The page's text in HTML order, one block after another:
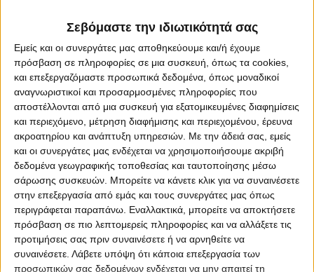
Σεβόμαστε την ιδιωτικότητά σας
Εμείς και οι συνεργάτες μας αποθηκεύουμε και/ή έχουμε
πρόσβαση σε πληροφορίες σε μια συσκευή, όπως τα cookies,
και επεξεργαζόμαστε προσωπικά δεδομένα, όπως μοναδικοί
αναγνωριστικοί και προσαρμοσμένες πληροφορίες που
αποστέλλονται από μια συσκευή για εξατομικευμένες διαφημίσεις
και περιεχόμενο, μέτρηση διαφήμισης και περιεχομένου, έρευνα
ακροατηρίου και ανάπτυξη υπηρεσιών. Με την άδειά σας, εμείς
και οι συνεργάτες μας ενδέχεται να χρησιμοποιήσουμε ακριβή
δεδομένα γεωγραφικής τοποθεσίας και ταυτοποίησης μέσω
σάρωσης συσκευών. Μπορείτε να κάνετε κλικ για να συναινέσετε
στην επεξεργασία από εμάς και τους συνεργάτες μας όπως
περιγράφεται παραπάνω. Εναλλακτικά, μπορείτε να αποκτήσετε
πρόσβαση σε πιο λεπτομερείς πληροφορίες και να αλλάξετε τις
προτιμήσεις σας πριν συναινέσετε ή να αρνηθείτε να
συναινέσετε. Λάβετε υπόψη ότι κάποια επεξεργασία των
προσωπικών σας δεδομένων ενδέχεται να μην απαιτεί τη
About Offradio Business Class Terms & Conditions
Privacy Policy
Designed & developed byporcupine colors&Fotis Alexandrou